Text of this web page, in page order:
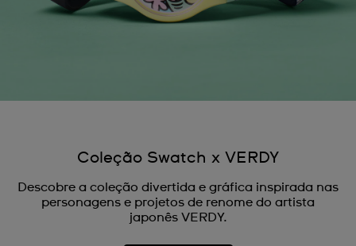
Coleção Swatch x VERDY
Descobre a coleção divertida e gráfica inspirada nas
personagens e projetos de renome do artista
japonês VERDY.